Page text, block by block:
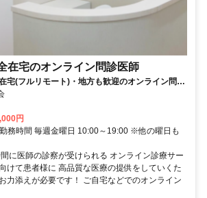
在宅のオンライン問診医師
宅(フルリモート)・地方も歓迎のオンライン問診
円
務時間 毎週金曜日 10:00～19:00 ※他の曜日も
に医師の診察が受けられる オンライン診療サー
けて患者様に 高品質な医療の提供をしていくた
力添えが必要です！ ご自宅などでのオンライン